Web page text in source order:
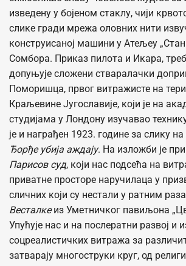
изведену у бојеном стаклу, чији
слике гради мрежа оловних нити
конструисаној машини у Атељеу
Сомбора. Приказ пилота и Икара,
допуњује сложени стваралачки
Поморишца, првог витражисте на
Краљевине Југославије, који је на
студијама у Лондону изучавао
је и награђен 1923. године за слику
Ђорђе убија аждају. На изложби је
Парисов суд, који нас подсећа на
приватне просторе наручилаца у
сличних који су нестали у ратним
Весталкеиз Уметничког павиљона
Упућује нас и на послератни развој и
соцреалистичких витража за
затварају многоструки круг, од